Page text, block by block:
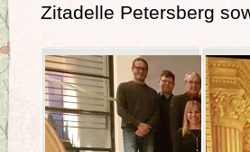
Zitadelle Petersberg